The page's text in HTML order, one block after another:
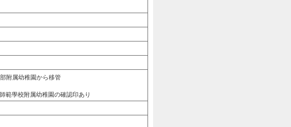
附属幼稚園から移管
範學校附属幼稚園の確認印あり